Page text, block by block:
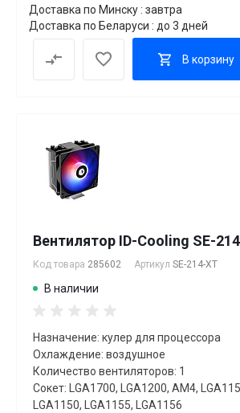
Доставка по Минску : завтра
Доставка по Беларуси : до 3 дней
В корзину
Вентилятор ID-Cooling SE-
Код товара 285602 Артикул SE-214-XT
В наличии
Назначение: кулер для процессора
Охлаждение: воздушное
Количество вентиляторов: 1
Сокет: LGA1700, LGA1200, AM4,
LGA1150, LGA1155, LGA1156